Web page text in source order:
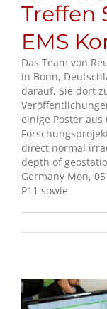
Treffen
EMS
Das Team von
in Bonn,
darauf, Sie dort
einige Poster
direct normal
depth of
Germany Mon,
P11 sowie